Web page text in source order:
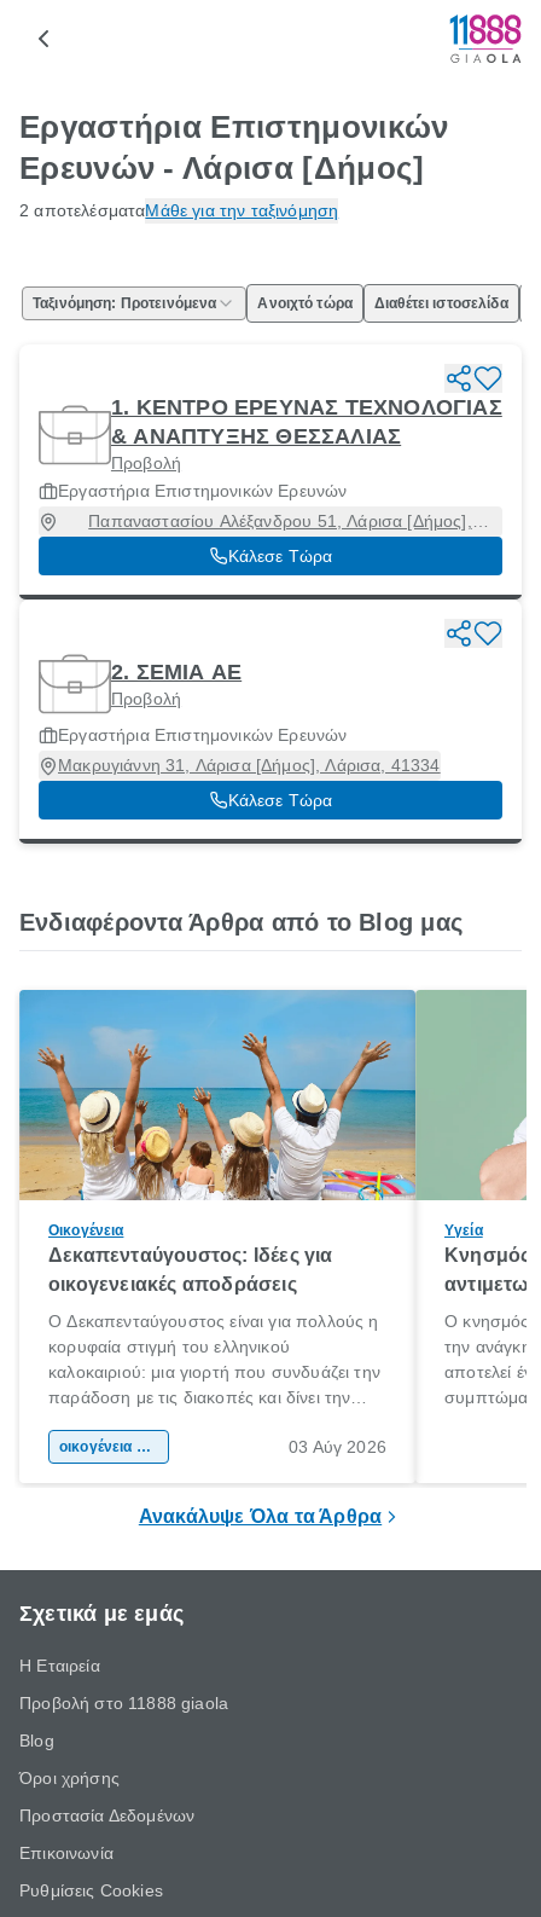
Εργαστήρια Επιστημονικών
Ερευνών - Λάρισα [Δήμος]
2 αποτελέσματαΜάθε για την ταξινόμηση
Ταξινόμηση: Προτεινόμενα Ανοιχτό τώρα Διαθέτει ιστοσελίδα
1. ΚΕΝΤΡΟ ΕΡΕΥΝΑΣ ΤΕΧΝΟΛΟΓΙΑΣ
& ΑΝΑΠΤΥΞΗΣ ΘΕΣΣΑΛΙΑΣ
Προβολή
Εργαστήρια Επιστημονικών Ερευνών
Παπαναστασίου Αλέξανδρου 51, Λάρισα [Δήμος],
Λάρισα, 41222
Κάλεσε Τώρα
2. ΣΕΜΙΑ ΑΕ
Προβολή
Εργαστήρια Επιστημονικών Ερευνών
Μακρυγιάννη 31, Λάρισα [Δήμος], Λάρισα, 41334
Κάλεσε Τώρα
Ενδιαφέροντα Άρθρα από το Blog μας
Οικογένεια
Δεκαπενταύγουστος: Ιδέες για
οικογενειακές αποδράσεις
Ο Δεκαπενταύγουστος είναι για πολλούς η
κορυφαία στιγμή του ελληνικού
καλοκαιριού: μια γιορτή που συνδυάζει την
παράδοση με τις διακοπές και δίνει την
χώρας. Είτε πρόκειται για λίγες μέρες
οικογένεια & παιδί 03 Αύγ 2026
Υγεία
Κνησμός:
Ο κνησμός
την ανάγκη
αποτελεί
Ανακάλυψε Όλα τα Άρθρα
Σχετικά με εμάς
Η Εταιρεία
Προβολή στο 11888 giaola
Blog
Όροι χρήσης
Προστασία Δεδομένων
Επικοινωνία
Ρυθμίσεις Cookies